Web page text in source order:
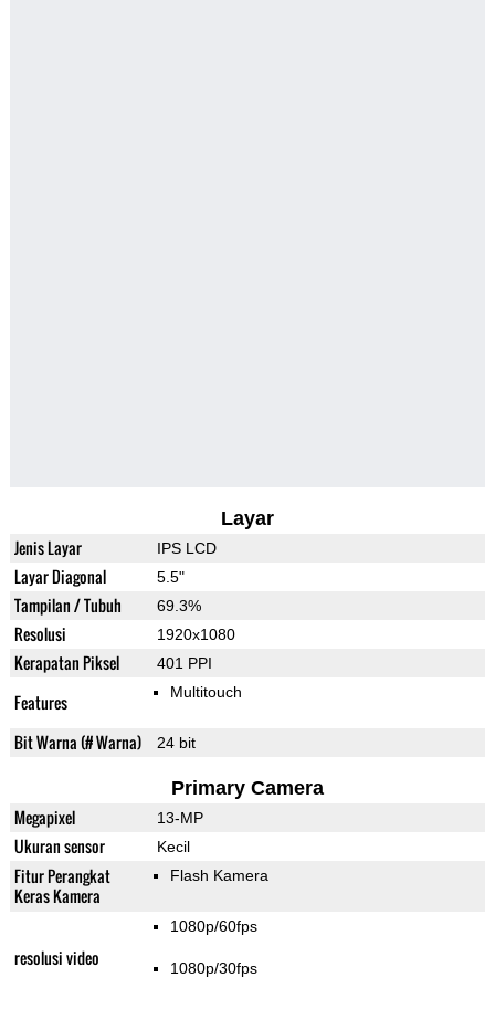
Layar
Jenis Layar IPS LCD
Layar Diagonal 5.5"
Tampilan / Tubuh 69.3%
Resolusi 1920x1080
Kerapatan Piksel 401 PPI
Features Multitouch
Bit Warna (# Warna) 24 bit
Primary Camera
Megapixel 13-MP
Ukuran sensor Kecil
Fitur Perangkat
Keras Kamera
Flash Kamera
resolusi video
1080p/60fps
1080p/30fps